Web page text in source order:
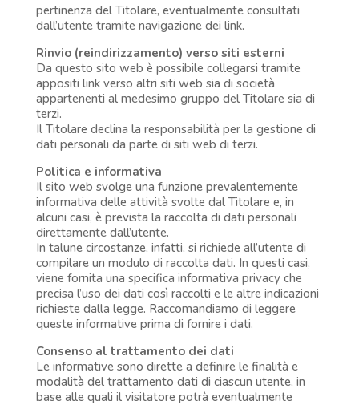
pertinenza del Titolare, eventualmente consultati
dall’utente tramite navigazione dei link.
Rinvio (reindirizzamento) verso siti esterni
Da questo sito web è possibile collegarsi tramite
appositi link verso altri siti web sia di società
appartenenti al medesimo gruppo del Titolare sia di
terzi.
Il Titolare declina la responsabilità per la gestione di
dati personali da parte di siti web di terzi.
Politica e informativa
Il sito web svolge una funzione prevalentemente
informativa delle attività svolte dal Titolare e, in
alcuni casi, è prevista la raccolta di dati personali
direttamente dall’utente.
In talune circostanze, infatti, si richiede all’utente di
compilare un modulo di raccolta dati. In questi casi,
viene fornita una specifica informativa privacy che
precisa l’uso dei dati così raccolti e le altre indicazioni
richieste dalla legge. Raccomandiamo di leggere
queste informative prima di fornire i dati.
Consenso al trattamento dei dati
Le informative sono dirette a definire le finalità e
modalità del trattamento dati di ciascun utente, in
base alle quali il visitatore potrà eventualmente